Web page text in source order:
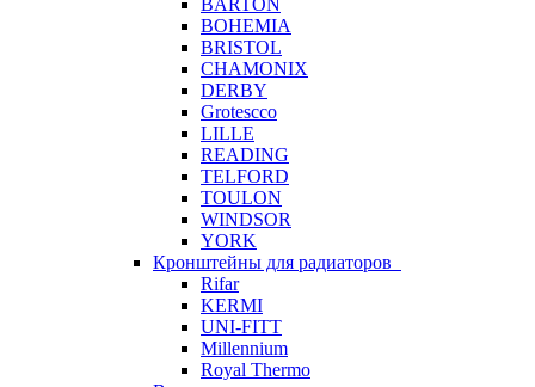
BARTON
BOHEMIA
BRISTOL
CHAMONIX
DERBY
Grotescco
LILLE
READING
TELFORD
TOULON
WINDSOR
YORK
Кронштейны для радиаторов
Rifar
KERMI
UNI-FITT
Millennium
Royal Thermo